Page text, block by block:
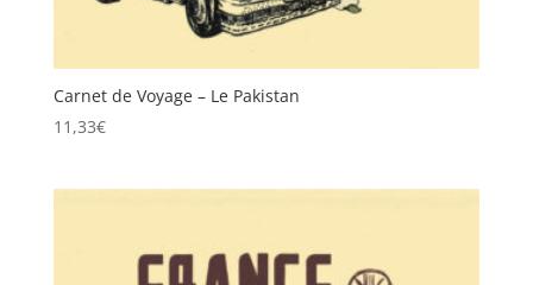
Carnet de Voyage – Le Pakistan
11,33€